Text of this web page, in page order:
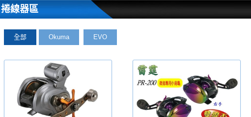
捲線器區
全部 Okuma EVO